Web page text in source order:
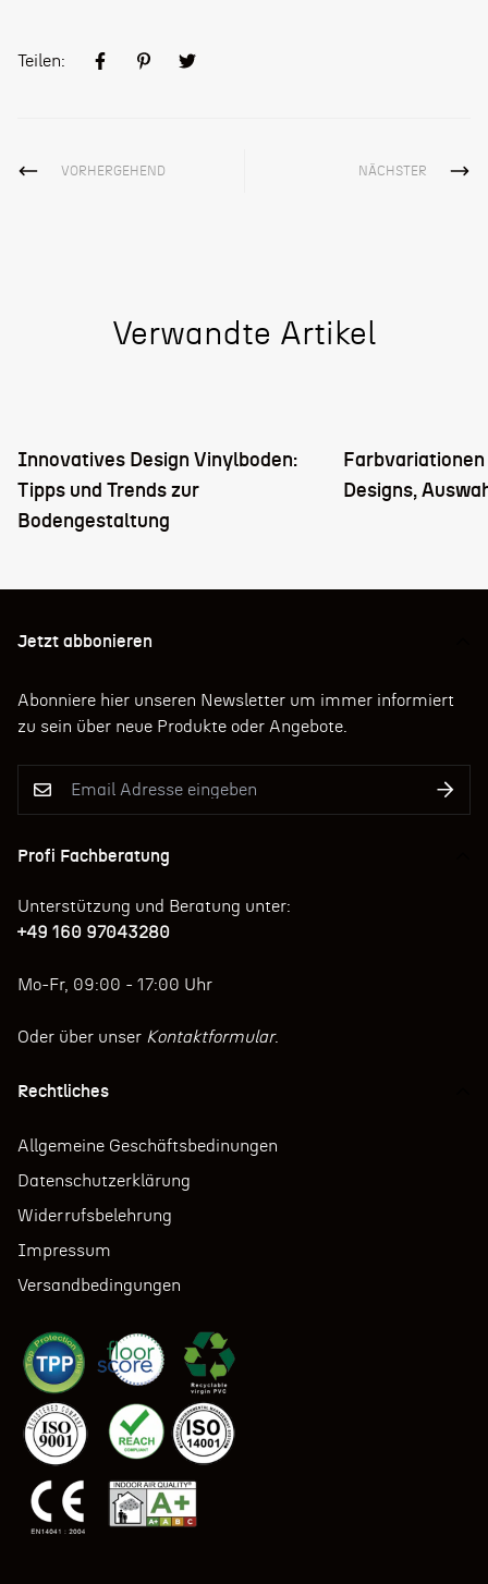
Teilen:
VORHERGEHEND NÄCHSTER
Verwandte Artikel
Innovatives Design Vinylboden:
Tipps und Trends zur
Bodengestaltung
Designs,
Jetzt abbonieren
Abonniere hier unseren Newsletter um immer informiert
zu sein über neue Produkte oder Angebote.
Profi Fachberatung
Unterstützung und Beratung unter:
+49 160 97043280
Mo-Fr, 09:00 - 17:00 Uhr
Oder über unser Kontaktformular.
Rechtliches
Allgemeine Geschäftsbedinungen
Datenschutzerklärung
Widerrufsbelehrung
Impressum
Versandbedingungen